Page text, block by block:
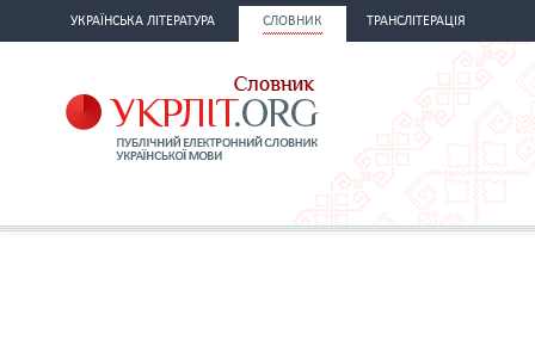
УКРАЇНСЬКА ЛІТЕРАТУРА СЛОВНИК ТРАНСЛІТЕРАЦІЯ